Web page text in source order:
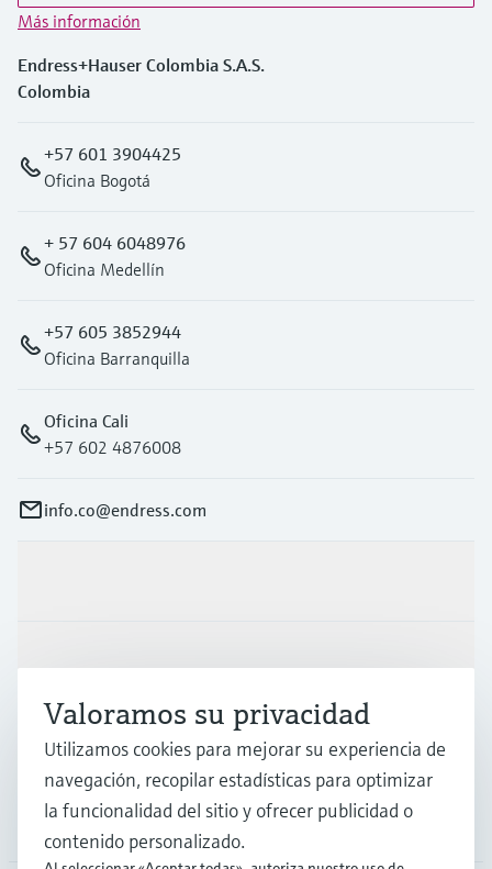
Más información
Endress+Hauser Colombia S.A.S.
Colombia
+57 601 3904425
Oficina Bogotá
+ 57 604 6048976
Oficina Medellín
+57 605 3852944
Oficina Barranquilla
Oficina Cali
+57 602 4876008
info.co@endress.com
Soporte
Compañía
Valoramos su privacidad
Utilizamos cookies para mejorar su experiencia de
navegación, recopilar estadísticas para optimizar
la funcionalidad del sitio y ofrecer publicidad o
contenido personalizado.